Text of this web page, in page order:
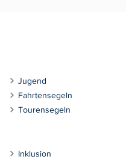
Jugend
Fahrtensegeln
Tourensegeln
Inklusion